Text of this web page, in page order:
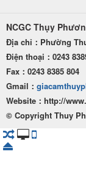
NCGC Thụy
Địa chỉ：Phường
Điện thoại：0243
Fax：0243 8385 804
Gmail：
Website：http://
© Copyright Thuy